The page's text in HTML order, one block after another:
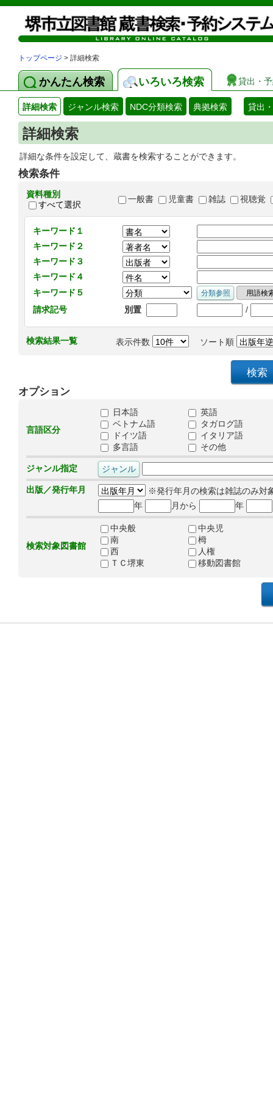
トップページ > 詳細検索
かんたん検索 いろいろ検索 貸出・
詳細検索 ジャンル検索 NDC分類検索 典拠検索 貸出
詳細検索
詳細な条件を設定して、蔵書を検索することができます。
検索条件
資料種別
すべて選択
一般書 児童書 雑誌 視聴覚
キーワード１
キーワード２
キーワード３
キーワード４
キーワード５
請求記号
別置 /
検索結果一覧 表示件数 ソート順
オプション
言語区分
日本語
英語
ベトナム語
タガログ語
ドイツ語
イタリア語
多言語
その他
ジャンル指定
出版／発行年月
※発行年月の検索は雑誌のみ対
年
月から 年
検索対象図書館
中央般
中央児
南
栂
西
人権
ＴＣ堺東
移動図書館